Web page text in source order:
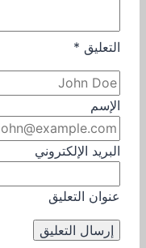
التعليق *
الإسم
البريد الإلكتروني
عنوان التعليق